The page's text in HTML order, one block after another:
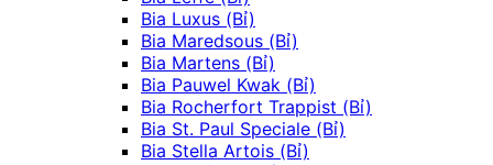
Bia Luxus (Bỉ)
Bia Maredsous (Bỉ)
Bia Martens (Bỉ)
Bia Pauwel Kwak (Bỉ)
Bia Rocherfort Trappist (Bỉ)
Bia St. Paul Speciale (Bỉ)
Bia Stella Artois (Bỉ)